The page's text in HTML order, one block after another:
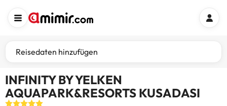
Reisedaten hinzufügen
INFINITY BY YELKEN
AQUAPARK&RESORTS KUSADASI